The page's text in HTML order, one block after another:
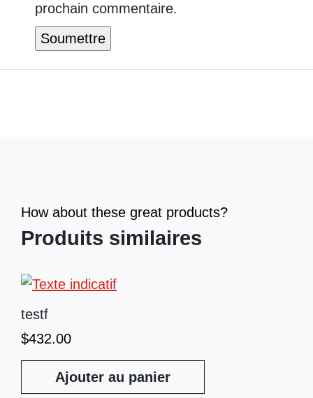
prochain commentaire.
How about these great products?
Produits similaires
testf
$432.00
Ajouter au panier